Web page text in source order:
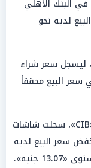
في البنك الأهلي
سعر البيع لديه نحو
ليسجل سعر شراء
في سعر البيع محققاً
وعلى صعيد تعاملات البنك التجاري الدولي «CIB»، سجلت شاشات
«13.04 جنيه»، وانخفض سعر البيع لديه
جنيه».